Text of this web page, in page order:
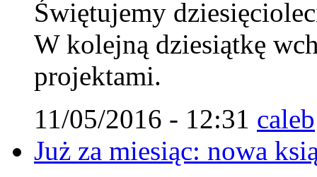
Świętujemy
W kolejną dziesiątkę
projektami.
11/05/2016 - 12:31 caleb
Już za miesiąc: nowa